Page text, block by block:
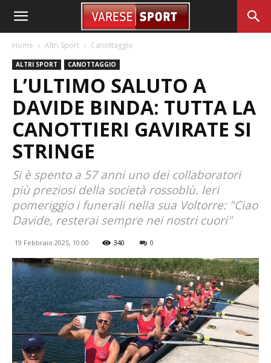
Home Altri Sport Canottaggio
ALTRI SPORT CANOTTAGGIO
L’ULTIMO SALUTO A
DAVIDE BINDA: TUTTA LA
CANOTTIERI GAVIRATE SI
STRINGE
Si è spento a 57 anni uno dei collaboratori
più preziosi della società rossoblù. Ieri
pomeriggio i funerali nella sua Voltorre: "Ciao
Davide, resterai sempre nei nostri cuori"
19 Febbraio 2025, 10:00 340 0